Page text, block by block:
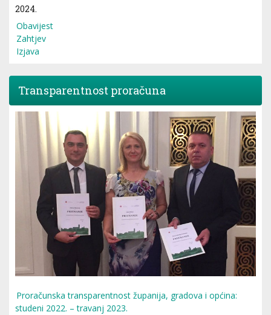
2024.
Obavijest
Zahtjev
Izjava
Transparentnost proračuna
Proračunska transparentnost županija, gradova i općina:
studeni 2022. – travanj 2023.